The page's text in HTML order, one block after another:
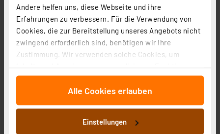
Andere helfen uns, diese Webseite und ihre
Erfahrungen zu verbessern. Für die Verwendung von
Cookies, die zur Bereitstellung unseres Angebots nicht
zwingend erforderlich sind, benötigen wir Ihre
Zustimmung. Wir verwenden solche Cookies, um
für soziale Medien anbieten zu können und die Zugriffe
auf unsere Website zu analysieren. Außerdem geben
an unsere Partner für soziale Medien, Werbung und
Analysen weiter. Unsere Partner führen diese
Alle Cookies erlauben
Einstellungen
zzgl. MwSt.
Informationen zu Versandkosten